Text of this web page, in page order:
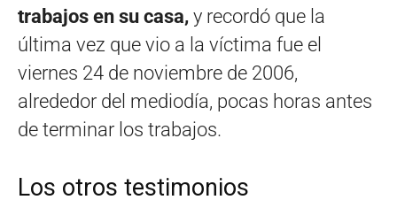
trabajos en su casa, y recordó que la
última vez que vio a la víctima fue el
viernes 24 de noviembre de 2006,
alrededor del mediodía, pocas horas antes
de terminar los trabajos.
Los otros testimonios